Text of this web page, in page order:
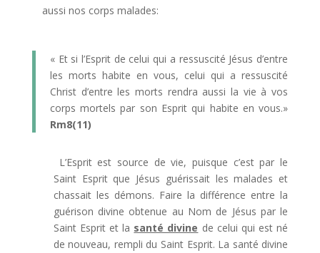
aussi nos corps malades:
« Et si l’Esprit de celui qui a ressuscité Jésus d’entre
les morts habite en vous, celui qui a ressuscité
Christ d’entre les morts rendra aussi la vie à vos
corps mortels par son Esprit qui habite en vous.»
Rm8(11)
L’Esprit est source de vie, puisque c’est par le
Saint Esprit que Jésus guérissait les malades et
chassait les démons. Faire la différence entre la
guérison divine obtenue au Nom de Jésus par le
Saint Esprit et la santé divine de celui qui est né
de nouveau, rempli du Saint Esprit. La santé divine